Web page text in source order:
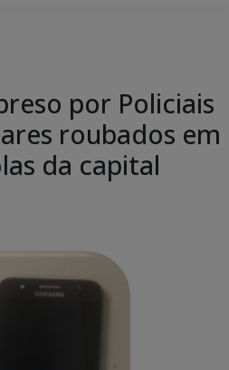
por Policiais
roubados em
da capital